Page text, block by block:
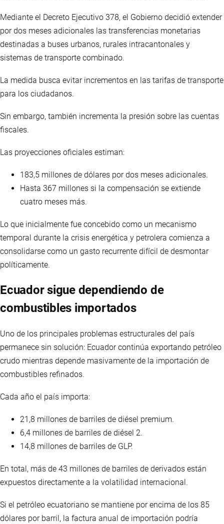
Mediante el Decreto Ejecutivo 378, el Gobierno decidió extender
por dos meses adicionales las transferencias monetarias
destinadas a buses urbanos, rurales intracantonales y
sistemas de transporte combinado.
La medida busca evitar incrementos en las tarifas de transporte
para los ciudadanos.
Sin embargo, también incrementa la presión sobre las cuentas
fiscales.
Las proyecciones oficiales estiman:
183,5 millones de dólares por dos meses adicionales.
Hasta 367 millones si la compensación se extiende
cuatro meses más.
Lo que inicialmente fue concebido como un mecanismo
temporal durante la crisis energética y petrolera comienza a
consolidarse como un gasto recurrente difícil de desmontar
políticamente.
Ecuador sigue dependiendo de
combustibles importados
Uno de los principales problemas estructurales del país
permanece sin solución: Ecuador continúa exportando petróleo
crudo mientras depende masivamente de la importación de
combustibles refinados.
Cada año el país importa:
21,8 millones de barriles de diésel premium.
6,4 millones de barriles de diésel 2.
14,8 millones de barriles de GLP.
En total, más de 43 millones de barriles de derivados están
expuestos directamente a la volatilidad internacional.
Si el petróleo ecuatoriano se mantiene por encima de los 85
dólares por barril, la factura anual de importación podría